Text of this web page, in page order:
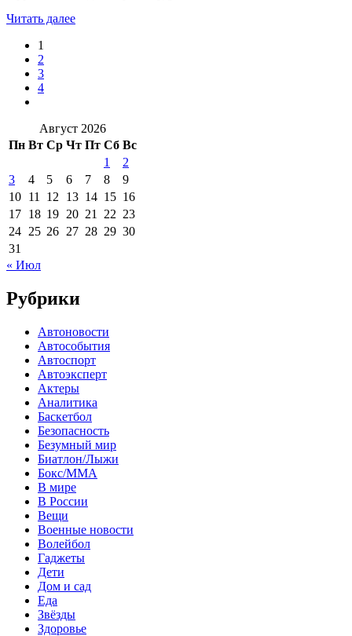
Читать далее
1
2
3
4
Август 2026
Пн Вт Ср Чт Пт Сб Вс
1
2
3
4 5 6 7 8
9
10 11 12 13 14 15 16
17 18 19 20 21 22 23
24 25 26 27 28 29 30
31
« Июл
Рубрики
Автоновости
Автособытия
Автоспорт
Автоэксперт
Актеры
Аналитика
Баскетбол
Безопасность
Безумный мир
Биатлон/Лыжи
Бокс/MMA
В мире
В России
Вещи
Военные новости
Волейбол
Гаджеты
Дети
Дом и сад
Еда
Звёзды
Здоровье